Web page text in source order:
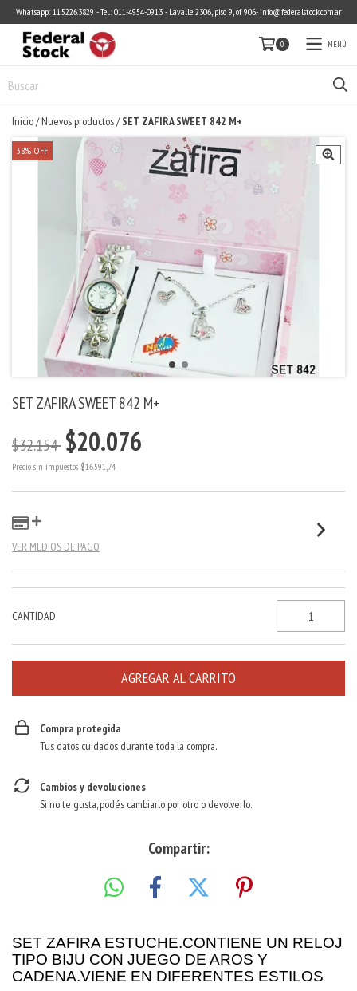
Whatsapp: 11.5226.3829 - Tel.: 011-4954-0913 - Lavalle 2306, piso 9, of 906.-info@federalstock.com.ar
0 MENÚ
Inicio/ Nuevos productos/ SET ZAFIRA SWEET 842 M+
38% OFF
SET ZAFIRA SWEET 842 M+
$32.154 $20.076
Precio sin impuestos $16.591,74
VER MEDIOS DE PAGO
CANTIDAD
Compra protegida
Tus datos cuidados durante toda la compra.
Cambios y devoluciones
Si no te gusta, podés cambiarlo por otro o devolverlo.
Compartir:
SET ZAFIRA ESTUCHE.CONTIENE UN RELOJ
TIPO BIJU CON JUEGO DE AROS Y
CADENA.VIENE EN DIFERENTES ESTILOS